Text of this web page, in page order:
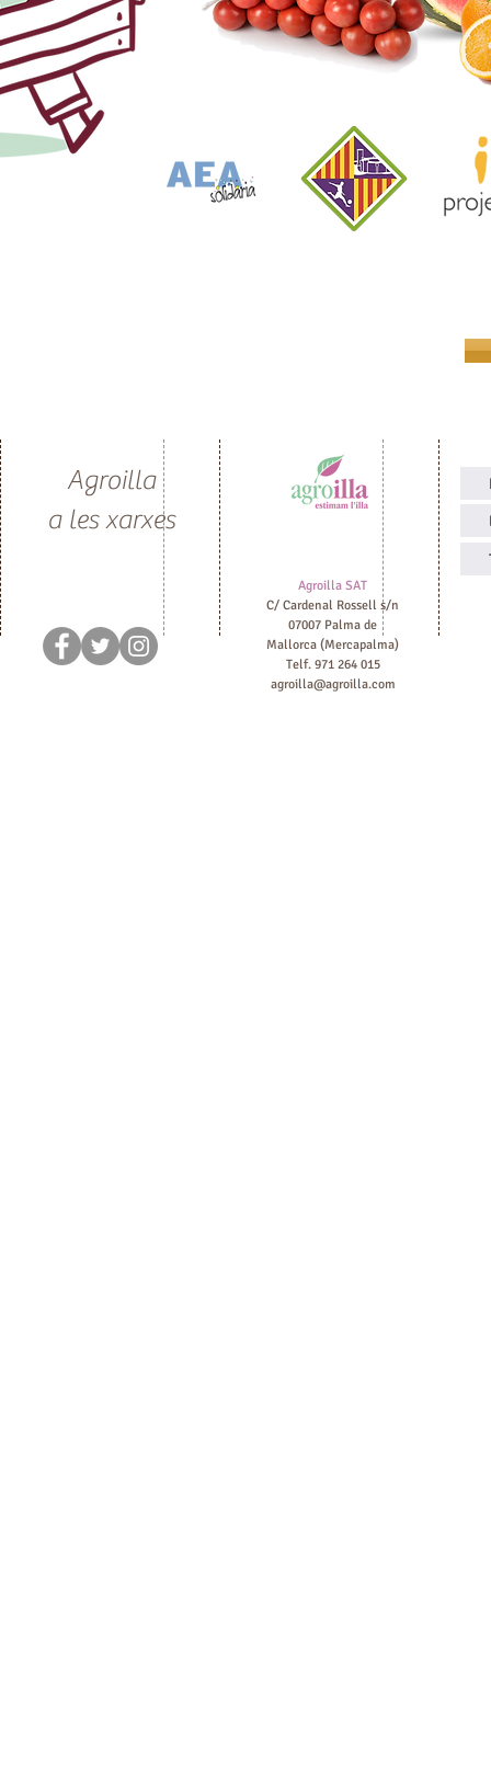
Agroilla
a les xarxes
Agroilla SAT
C/ Cardenal Rossell s/n
07007 Palma de
Mallorca (Mercapalma)
Telf. 971 264 015
agroilla@agroilla.com